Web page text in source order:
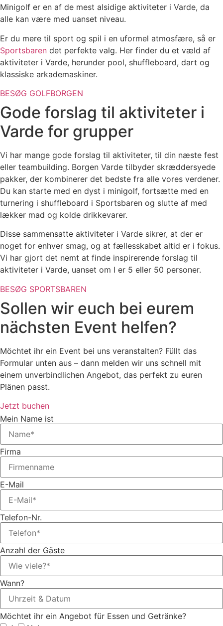
Minigolf er en af de mest alsidige aktiviteter i Varde, da
alle kan være med uanset niveau.
Er du mere til sport og spil i en uformel atmosfære, så er
Sportsbaren det perfekte valg. Her finder du et væld af
aktiviteter i Varde, herunder pool, shuffleboard, dart og
klassiske arkademaskiner.
BESØG GOLFBORGEN
Gode forslag til aktiviteter i
Varde for grupper
Vi har mange gode forslag til aktiviteter, til din næste fest
eller teambuilding. Borgen Varde tilbyder skræddersyede
pakker, der kombinerer det bedste fra alle vores verdener.
Du kan starte med en dyst i minigolf, fortsætte med en
turnering i shuffleboard i Sportsbaren og slutte af med
lækker mad og kolde drikkevarer.
Disse sammensatte aktiviteter i Varde sikrer, at der er
noget for enhver smag, og at fællesskabet altid er i fokus.
Vi har gjort det nemt at finde inspirerende forslag til
aktiviteter i Varde, uanset om I er 5 eller 50 personer.
BESØG SPORTSBAREN
Sollen wir euch bei eurem
nächsten Event helfen?
Möchtet ihr ein Event bei uns veranstalten? Füllt das
Formular unten aus – dann melden wir uns schnell mit
einem unverbindlichen Angebot, das perfekt zu euren
Plänen passt.
Jetzt buchen
Mein Name ist
Firma
E-Mail
Telefon-Nr.
Anzahl der Gäste
Wann?
Möchtet ihr ein Angebot für Essen und Getränke?